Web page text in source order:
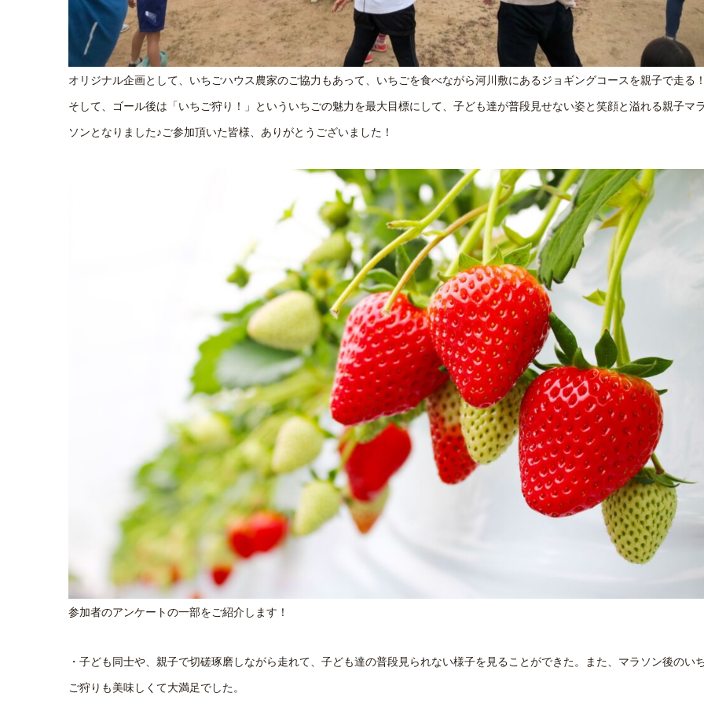
オリジナル企画として、いちごハウス農家のご協力もあって、いちごを食べながら河川敷にあるジョギングコースを親子で走る
そして、ゴール後は「いちご狩り！」といういちごの魅力を最大目標にして、子ども達が普段見せない姿と笑顔と溢れる親子マ
ソンとなりました♪ご参加頂いた皆様、ありがとうございました！
参加者のアンケートの一部をご紹介します！
・子ども同士や、親子で切磋琢磨しながら走れて、子ども達の普段見られない様子を見ることができた。また、マラソン後のい
ご狩りも美味しくて大満足でした。